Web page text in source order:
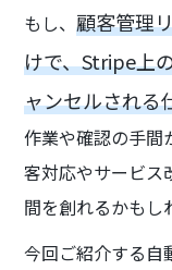
もし、顧客管理
けで、Stripe上
ャンセルされる
作業や確認の手間
客対応やサービス
間を創れるかもし
今回ご紹介する自